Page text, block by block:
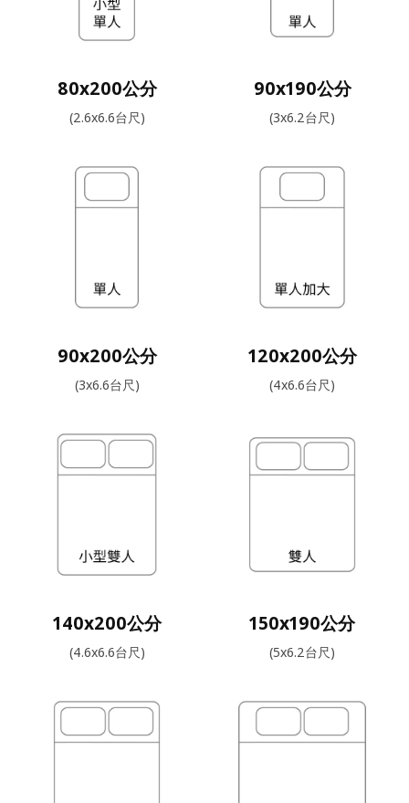
80x200公分
(2.6x6.6台尺)
90x190公分
(3x6.2台尺)
90x200公分
(3x6.6台尺)
120x200公分
(4x6.6台尺)
140x200公分
(4.6x6.6台尺)
150x190公分
(5x6.2台尺)